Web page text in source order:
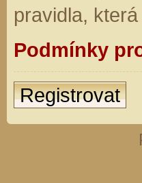
pravidla,
Podmínky
Registrovat